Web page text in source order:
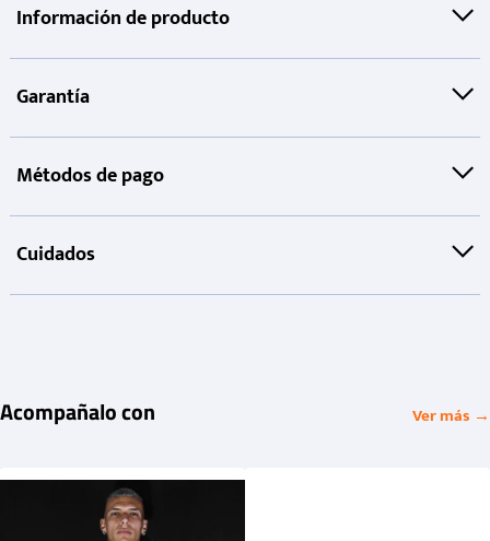
Información de producto
Garantía
Métodos de pago
Cuidados
Acompañalo con Ver más →